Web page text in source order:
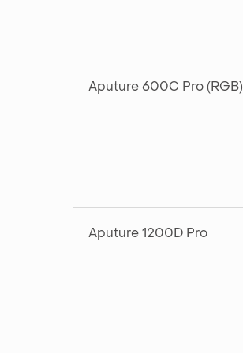
Aputure 600C Pro (RGB)
Aputure 1200D Pro